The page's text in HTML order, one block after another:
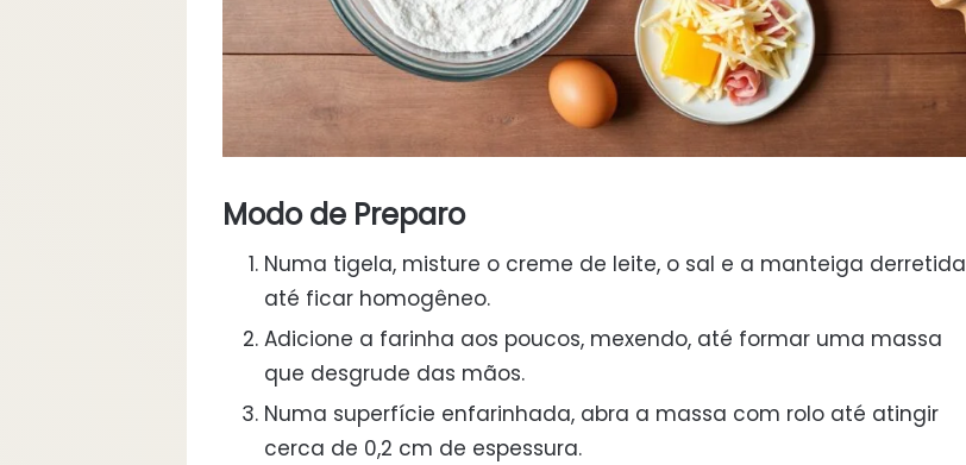
Modo de Preparo
Numa tigela, misture o creme de leite, o sal e a manteiga derretida
até ficar homogêneo.
Adicione a farinha aos poucos, mexendo, até formar uma massa
que desgrude das mãos.
Numa superfície enfarinhada, abra a massa com rolo até atingir
cerca de 0,2 cm de espessura.